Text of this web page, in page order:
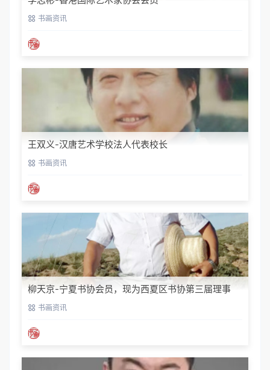
书画资讯
王双义-汉唐艺术学校法人代表校长
书画资讯
柳天京-宁夏书协会员，现为西夏区书协第三届理事
书画资讯